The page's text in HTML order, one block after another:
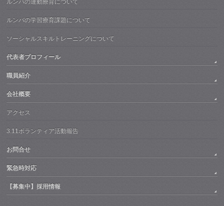
ルンバの運動療育について
ルンバの学習療育課題について
ソーシャルスキルトレーニングについて
代表者プロフィール
職員紹介
会社概要
アクセス
3.11ボランティア活動報告
お問合せ
緊急時対応
【募集中】採用情報